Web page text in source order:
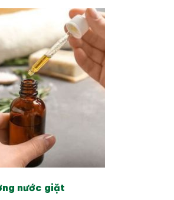
nước giặt